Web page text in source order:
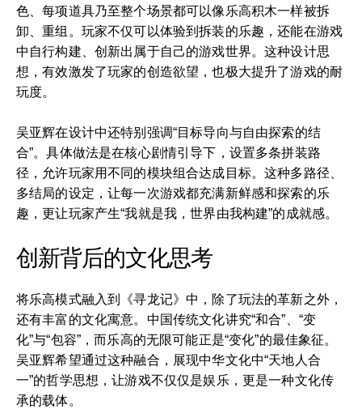
色、每项道具乃至整个场景都可以像乐高积木一样被拆
卸、重组。玩家不仅可以体验到拆装的乐趣，还能在游戏
中自行构建、创新出属于自己的游戏世界。这种设计思
想，有效激发了玩家的创造欲望，也极大提升了游戏的耐
玩度。
吴亚辉在设计中还特别强调“目标导向与自由探索的结
合”。具体做法是在核心剧情引导下，设置多条拼装路
径，允许玩家用不同的模块组合达成目标。这种多路径、
多结局的设定，让每一次游戏都充满新鲜感和探索的乐
趣，更让玩家产生“我就是我，世界由我构建”的成就感。
创新背后的文化思考
将乐高模式融入到《寻龙记》中，除了玩法的革新之外，
还有丰富的文化寓意。中国传统文化讲究“和合”、“变
化”与“包容”，而乐高的无限可能正是“变化”的最佳象征。
吴亚辉希望通过这种融合，展现中华文化中“天地人合
一”的哲学思想，让游戏不仅仅是娱乐，更是一种文化传
承的载体。